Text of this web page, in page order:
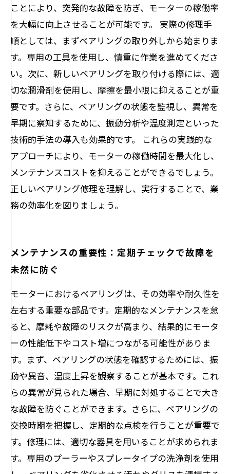
ことにより、突発的な故障を防ぎ、モーターの稼働率
を大幅に向上させることが可能です。 実際の修理手
順としては、まずベアリングの取り外しから始まりま
す。専用の工具を使用し、慎重に作業を進めてくださ
い。次に、新しいベアリングを取り付ける際には、適
切な潤滑剤を使用し、摩擦を最小限に抑えることが重
要です。さらに、ベアリングの状態を監視し、異常を
早期に察知するために、振動分析や温度測定といった
技術的手法の導入も効果的です。 これらの実践的な
アプローチにより、モーターの稼働時間を最大化し、
メンテナンスコストを抑えることができるでしょう。
正しいベアリング修理を理解し、実行することで、業
務の効率化を図りましょう。
メンテナンスの重要性：定期チェックで故障を
未然に防ぐ
モーターにおけるベアリングは、その効率や耐久性を
左右する重要な部品です。定期的なメンテナンスを怠
ると、摩耗や故障のリスクが高まり、結果的にモータ
ーの性能低下やコスト増につながる可能性がありま
す。まず、ベアリングの状態を確認するためには、振
動や異音、温度上昇を観察することが基本です。これ
らの異常が見られた場合、早期に対処することで大き
な故障を防ぐことができます。さらに、ベアリングの
交換時期を把握し、定期的な点検を行うことが重要で
す。修理には、適切な器具を用いることが求められま
す。専用のプーラーやスプレータイプの洗浄剤を使用